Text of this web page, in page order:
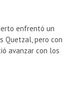
enfrentó un
Quetzal, pero con
avanzar con los